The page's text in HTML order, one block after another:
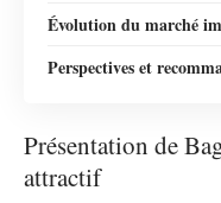
Évolution du marché
Perspectives et
Présentation de
attractif